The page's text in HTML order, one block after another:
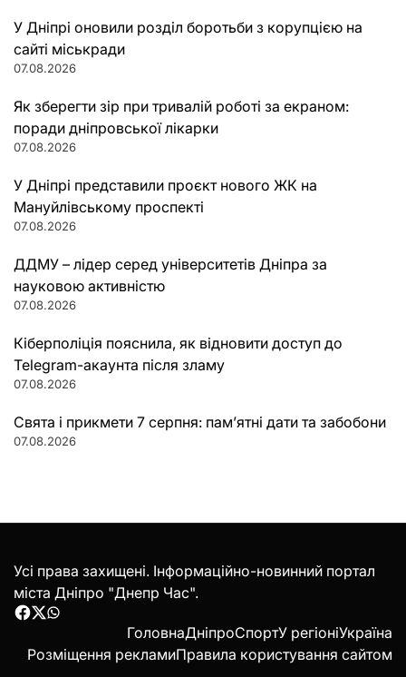
У Дніпрі оновили розділ боротьби з корупцією на
сайті міськради
07.08.2026
Як зберегти зір при тривалій роботі за екраном:
поради дніпровської лікарки
07.08.2026
У Дніпрі представили проєкт нового ЖК на
Мануйлівському проспекті
07.08.2026
ДДМУ – лідер серед університетів Дніпра за
науковою активністю
07.08.2026
Кіберполіція пояснила, як відновити доступ до
Telegram-акаунта після зламу
07.08.2026
Свята і прикмети 7 серпня: пам’ятні дати та забобони
07.08.2026
Усі права захищені. Інформаційно-новинний портал
міста Дніпро "Днепр Час".
Facebook
Twitter
WhatsApp
ГоловнаДніпроСпортУ регіоніУкраїна
Розміщення рекламиПравила користування сайтом